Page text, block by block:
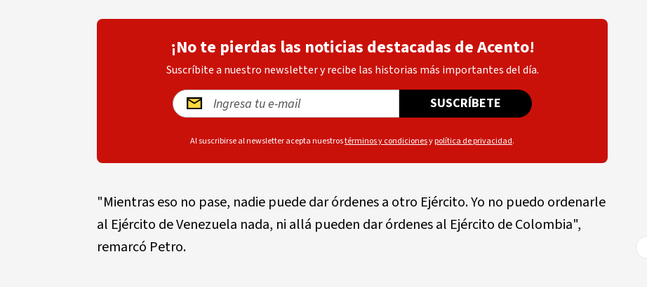
¡No te pierdas las noticias destacadas de Acento!
Suscríbite a nuestro newsletter y recibe las historias más importantes del día.
SUSCRÍBETE
Al suscribirse al newsletter acepta nuestrostérminos y condicionesypolítica de privacidad.
"Mientras eso no pase, nadie puede dar órdenes a otro Ejército. Yo no puedo ordenarle
al Ejército de Venezuela nada, ni allá pueden dar órdenes al Ejército de Colombia",
remarcó Petro.